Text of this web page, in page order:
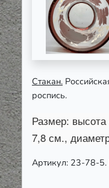
Стакан.
роспись.
Размер:
7,8 см.,
Артикул: 23-78-